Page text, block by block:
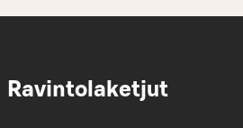
Ravintolaketjut